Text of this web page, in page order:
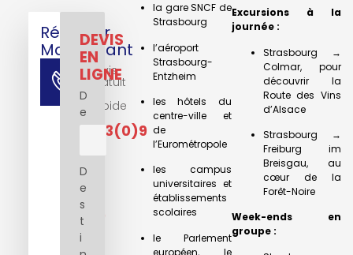
Excursions à la
journée :
Strasbourg →
Colmar, pour
découvrir la
Route des Vins
d’Alsace
Strasbourg →
Freiburg im
Breisgau, au
cœur de la
Forêt-Noire
Week-ends en
groupe :
la gare SNCF de
Strasbourg
l’aéroport
Strasbourg-
Entzheim
les hôtels du
centre-ville et
de
l’Eurométropole
les campus
universitaires et
établissements
scolaires
le Parlement
européen, le
Réserver
Maintenant
Devis
Gratuit
Rapide
+33(0)9
72
DEVIS
EN
LIGNE
D
e
D
e
s
t
i